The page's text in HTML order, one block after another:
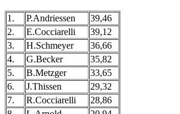
1. P.Andriessen
39,46
2.
E.Cocciarelli
39,12
3.
H.Schmeyer
36,66
4.
G.Becker
35,82
5.
B.Metzger
33,65
6.
J.Thissen
29,32
7.
R.Cocciarelli
28,86